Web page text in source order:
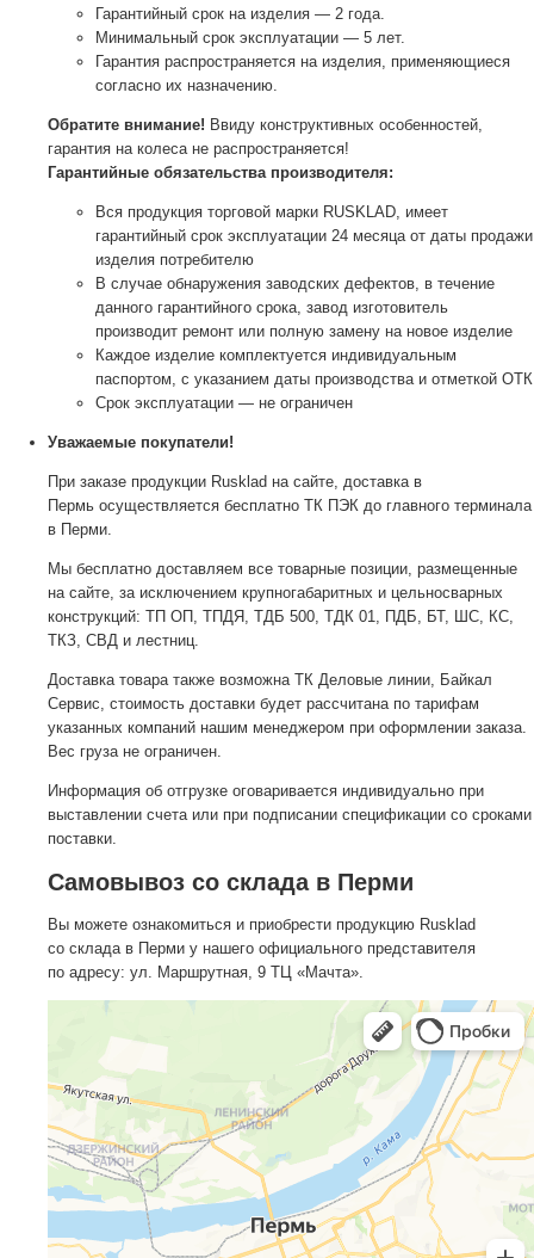
Гарантийный срок на изделия — 2 года.
Минимальный срок эксплуатации — 5 лет.
Гарантия распространяется на изделия, применяющиеся
согласно их назначению.
Обратите внимание! Ввиду конструктивных особенностей,
гарантия на колеса не распространяется!
Гарантийные обязательства производителя:
Вся продукция торговой марки RUSKLAD, имеет
гарантийный срок эксплуатации 24 месяца от даты продажи
изделия потребителю
В случае обнаружения заводских дефектов, в течение
данного гарантийного срока, завод изготовитель
производит ремонт или полную замену на новое изделие
Каждое изделие комплектуется индивидуальным
паспортом, с указанием даты производства и отметкой ОТК
Срок эксплуатации — не ограничен
Уважаемые покупатели!
При заказе продукции Rusklad на сайте, доставка в
Пермь осуществляется бесплатно ТК ПЭК до главного терминала
в Перми.
Мы бесплатно доставляем все товарные позиции, размещенные
на сайте, за исключением крупногабаритных и цельносварных
конструкций: ТП ОП, ТПДЯ, ТДБ 500, ТДК 01, ПДБ, БТ, ШС, КС,
ТКЗ, СВД и лестниц.
Доставка товара также возможна ТК Деловые линии, Байкал
Сервис, стоимость доставки будет рассчитана по тарифам
указанных компаний нашим менеджером при оформлении заказа.
Вес груза не ограничен.
Информация об отгрузке оговаривается индивидуально при
выставлении счета или при подписании спецификации со сроками
поставки.
Самовывоз со склада в Перми
Вы можете ознакомиться и приобрести продукцию Rusklad
со склада в Перми у нашего официального представителя
по адресу: ул. Маршрутная, 9 ТЦ «Мачта».